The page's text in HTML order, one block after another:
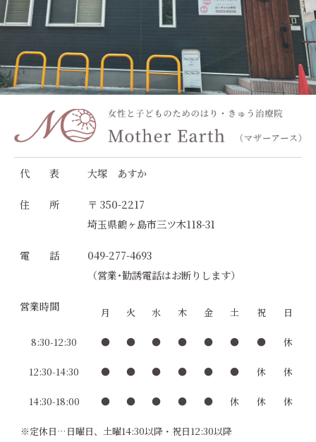
代 表 大塚 あすか
住 所
〒 350-2217
埼玉県鶴ヶ島市三ツ木118-31
電 話
049-277-4693
（営業･勧誘電話はお断りします）
営業時間 月 火 水 木 金 土 祝 日
8:30-12:30 ● ● ● ● ● ● ● 休
12:30-14:30 ● ● ● ● ● ● 休 休
14:30-18:00 ● ● ● ● ● 休 休 休
※定休日…日曜日、土曜14:30以降・祝日12:30以降